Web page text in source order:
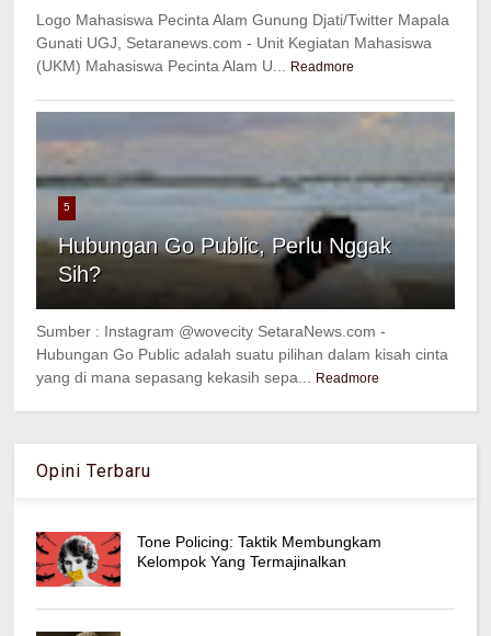
Logo Mahasiswa Pecinta Alam Gunung Djati/Twitter Mapala
Gunati UGJ, Setaranews.com - Unit Kegiatan Mahasiswa
(UKM) Mahasiswa Pecinta Alam U...
Readmore
5
Hubungan Go Public, Perlu Nggak
Sih?
Sumber : Instagram @wovecity SetaraNews.com -
Hubungan Go Public adalah suatu pilihan dalam kisah cinta
yang di mana sepasang kekasih sepa...
Readmore
Opini Terbaru
Tone Policing: Taktik Membungkam
Kelompok Yang Termajinalkan